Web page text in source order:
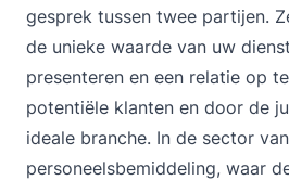
gesprek tussen twee partijen.
de unieke waarde van uw
presenteren en een relatie op
potentiële klanten en door de
ideale branche. In de sector van
personeelsbemiddeling, waar